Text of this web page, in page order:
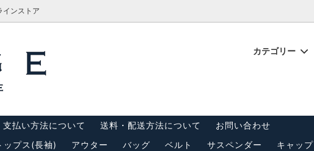
インストア
カテゴリー
(半袖) キャップ
ダー シーツ・はぎれ
リーバイス550 スウェット・パーカー
測方法
支払い方法について 送料・配送方法について
お問い合わせ
ップス(長袖) アウター バッグ ベルト サスペンダー キャップ